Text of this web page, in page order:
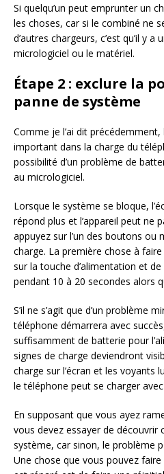
Si quelqu’un peut emprunter un
les choses, car si le combiné ne
d’autres chargeurs, c’est qu’il y a
micrologiciel ou le matériel.
Étape 2 : exclure la
panne de système
Comme je l’ai dit
important dans la charge du
possibilité d’un problème de
au micrologiciel.
Lorsque le système se bloque,
répond plus et l’appareil peut ne
appuyez sur l’un des boutons ou
charge. La première chose à
sur la touche d’alimentation et
pendant 10 à 20 secondes alors
S’il ne s’agit que d’un problème
téléphone démarrera avec
suffisamment de batterie pour
signes de charge deviendront
charge sur l’écran et les voyants
le téléphone peut se charger
En supposant que vous ayez
vous devez essayer de découvrir
système, car sinon, le problème
Une chose que vous pouvez